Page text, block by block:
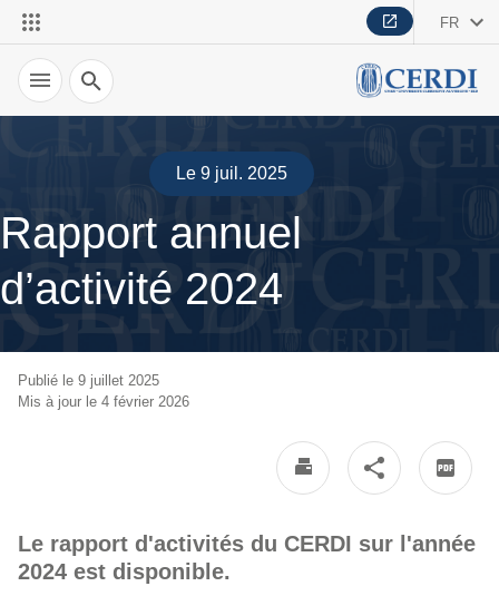
FR
Recherche
Le 9 juil. 2025
Rapport annuel
d’activité 2024
Publié le 9 juillet 2025
Mis à jour le 4 février 2026
Le rapport d'activités du CERDI sur l'année
2024 est disponible.